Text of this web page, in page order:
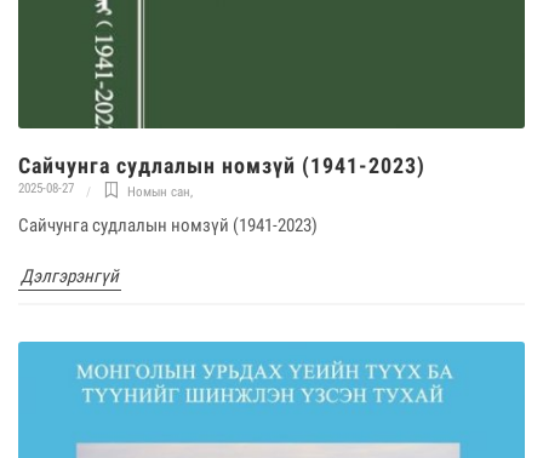
Сайчунга судлалын номзүй (1941-2023)
2025-08-27 Номын сан,
Сайчунга судлалын номзүй (1941-2023)
Дэлгэрэнгүй